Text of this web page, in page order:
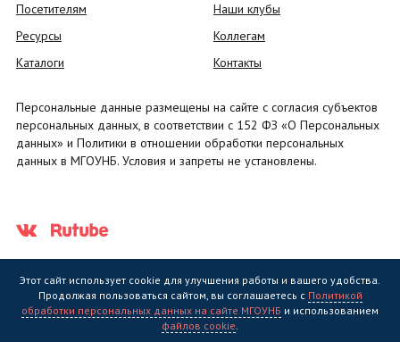
Посетителям
Ресурсы
Каталоги
Наши клубы
Коллегам
Контакты
Персональные данные размещены на сайте с согласия субъектов
персональных данных, в соответствии с 152 ФЗ «О Персональных
данных» и Политики в отношении обработки персональных
данных в МГОУНБ. Условия и запреты не установлены.
Государственное областное бюджетное учреждение культуры
Этот сайт использует cookie для улучшения работы и вашего удобства.
Продолжая пользоваться сайтом, вы соглашаетесь с Политикой
обработки персональных данных на сайте МГОУНБ и использованием
файлов cookie.